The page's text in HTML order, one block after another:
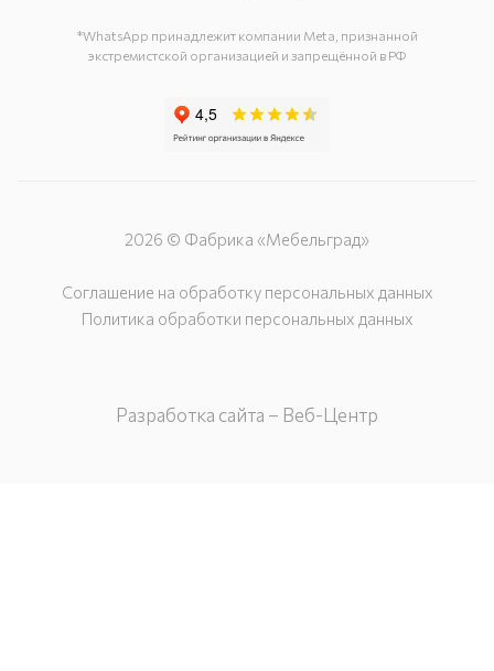
*WhatsApp принадлежит компании Meta, признанной
экстремистской организацией и запрещённой в РФ
2026 © Фабрика «Мебельград»
Соглашение на обработку персональных данных
Политика обработки персональных данных
Разработка сайта – Веб-Центр